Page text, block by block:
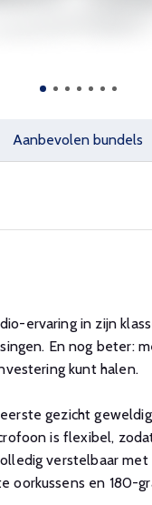
Aanbevolen bundels
ervaring in zijn
En nog beter:
kunt halen.
gezicht
is flexibel,
verstelbaar met
oorkussens en 180-